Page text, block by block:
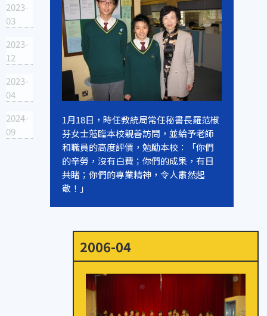
2023-
03
2023-
12
2023-
04
2024-
09
1月18日，時任教統局常任秘書長羅范椒
芬女士蒞臨本校親善訪問，並給予老師
和職員的高度評價，勉勵本校：「你們
的辛勞，沒有白費；你們的成果，有目
共睹；你們的專業精神，令人肅然起
敬！」
2006-04